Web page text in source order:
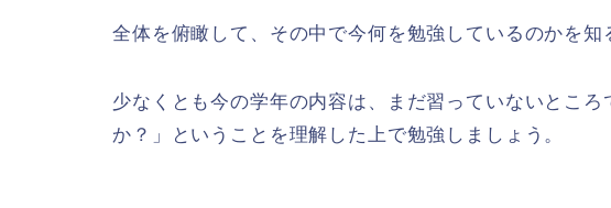
全体を俯瞰して、その中で今何を勉強しているのかを知
少なくとも今の学年の内容は、まだ習っていないとこ
か？」ということを理解した上で勉強しましょう。